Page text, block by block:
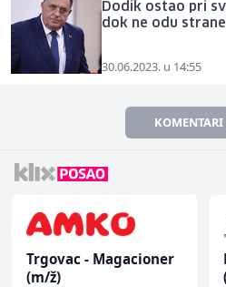
Dodik ostao pri
dok ne odu
30.06.2023. u 14:55
KOMENTARI
Trgovac - Magacioner
(m/ž)